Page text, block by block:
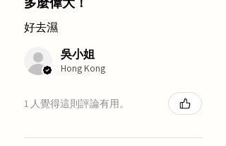
好去濕
吳小姐
Hong Kong
1 人覺得這則評論有用。